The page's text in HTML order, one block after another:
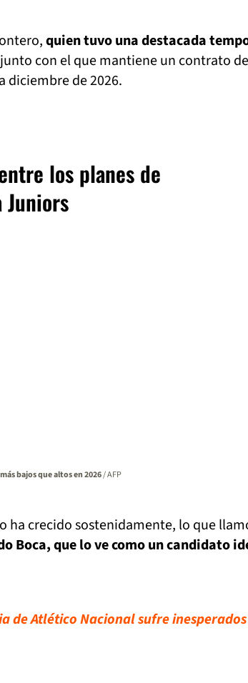
quien tuvo una destacada
con el que mantiene un contrato de
diciembre de 2026.
los planes de
bajos que altos en 2026/ AFP
ha crecido sostenidamente, lo que
Boca, que lo ve como un candidato
de Atlético Nacional sufre inesperados